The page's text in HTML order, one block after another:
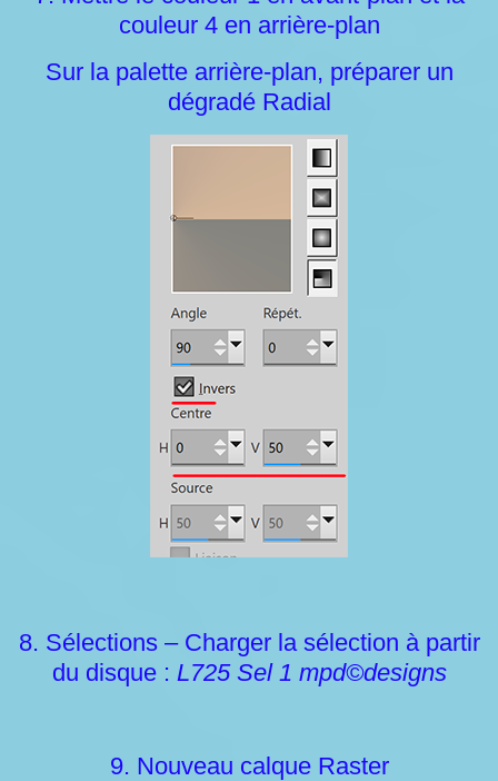
couleur 4 en arrière-plan
Sur la palette arrière-plan, préparer un
dégradé Radial
8. Sélections – Charger la sélection à partir
du disque : L725 Sel 1 mpd©designs
9. Nouveau calque Raster